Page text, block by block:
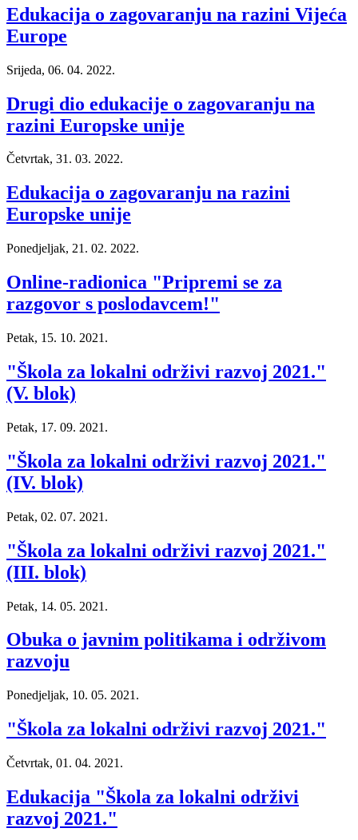
Edukacija o zagovaranju na razini Vijeća
Europe
Srijeda, 06. 04. 2022.
Drugi dio edukacije o zagovaranju na
razini Europske unije
Četvrtak, 31. 03. 2022.
Edukacija o zagovaranju na razini
Europske unije
Ponedjeljak, 21. 02. 2022.
Online-radionica "Pripremi se za
razgovor s poslodavcem!"
Petak, 15. 10. 2021.
"Škola za lokalni održivi razvoj 2021."
(V. blok)
Petak, 17. 09. 2021.
"Škola za lokalni održivi razvoj 2021."
(IV. blok)
Petak, 02. 07. 2021.
"Škola za lokalni održivi razvoj 2021."
(III. blok)
Petak, 14. 05. 2021.
Obuka o javnim politikama i održivom
razvoju
Ponedjeljak, 10. 05. 2021.
"Škola za lokalni održivi razvoj 2021."
Četvrtak, 01. 04. 2021.
Edukacija "Škola za lokalni održivi
razvoj 2021."